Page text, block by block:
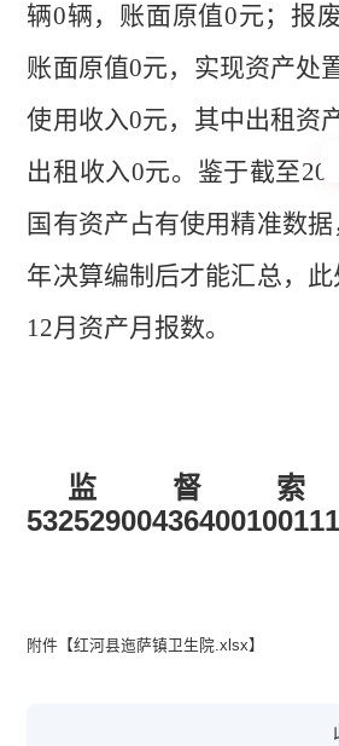
辆0辆，账面原值0元；报
账面原值0元，实现资产处
使用收入0元，其中出租资
出租收入0元。鉴于截至202
国有资产占有使用精准数
年决算编制后才能汇总，
12月资产月报数。
监督
53252900436400100111
附件【红河县迤萨镇卫生院.xlsx】